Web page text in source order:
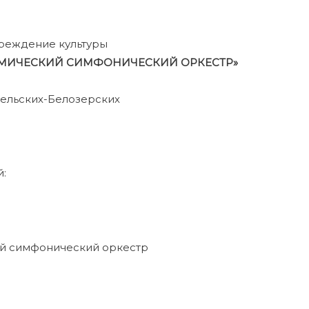
культуры
СИМФОНИЧЕСКИЙ ОРКЕСТР»
Белозерских
симфонический оркестр